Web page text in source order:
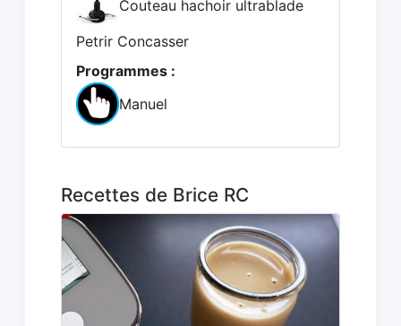
Couteau hachoir ultrablade
Petrir Concasser
Programmes :
Manuel
Recettes de Brice RC